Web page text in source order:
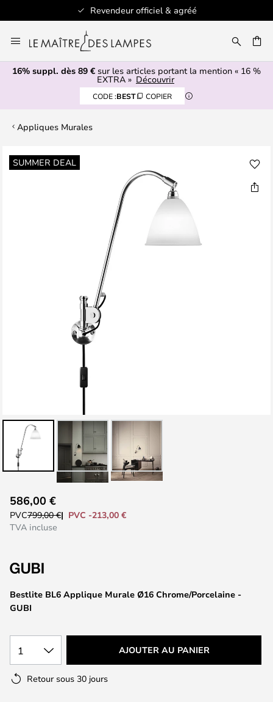
Revendeur officiel & agréé
au
contenu
16% suppl. dès 89 € sur les articles portant la mention « 16 %
EXTRA » Découvrir
CODE :BEST COPIER
Appliques Murales
SUMMER DEAL
Skip
to
to
the
the
gallery
Bestlite BL6 Applique Murale Ø16 Chrome/Porcelaine -
GUBI
586,00 €
PVC799,00 €
PVC -213,00 €
TVA incluse
1 AJOUTER AU PANIER
Retour sous 30 jours